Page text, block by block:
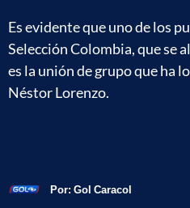
Es evidente que uno de los
Selección Colombia, que se
es la unión de grupo que ha
Néstor Lorenzo.
Por: Gol Caracol